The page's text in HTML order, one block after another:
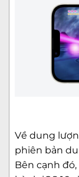
Về dung
phiên bản
Bên cạnh